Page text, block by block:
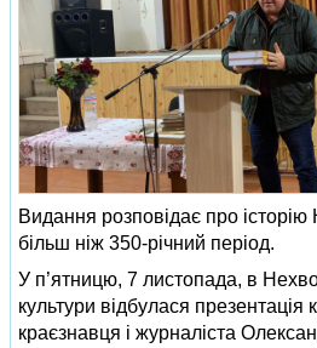
Видання розповідає про
більш ніж 350-річний період.
У п’ятницю, 7 листопада, в
культури відбулася презентація
краєзнавця і журналіста